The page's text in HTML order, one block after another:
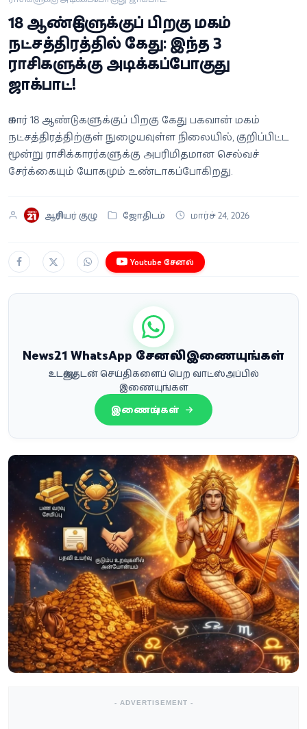
வீடியோ
வணிகம்
கட்டுரை
வெப்ஸ்டோரி
தமிழ்
18 ஆண்டுகளுக்குப் பிறகு மகம்
நட்சத்திரத்தில் கேது: இந்த 3
ராசிகளுக்கு அடிக்கப்போகுது
ஜாக்பாட்!
சுமார் 18 ஆண்டுகளுக்குப் பிறகு கேது பகவான் மகம்
நட்சத்திரத்திற்குள் நுழையவுள்ள நிலையில், குறிப்பிட்ட
மூன்று ராசிக்காரர்களுக்கு அபரிமிதமான செல்வச்
சேர்க்கையும் யோகமும் உண்டாகப்போகிறது.
ஆசிரியர் குழு ஜோதிடம் மார்ச் 24, 2026
Youtube சேனல்
News21 WhatsApp சேனலில் இணையுங்கள்
உடனுக்குடன் செய்திகளைப் பெற வாட்ஸ்அப்பில்
இணையுங்கள்
இணையுங்கள்
- ADVERTISEMENT -